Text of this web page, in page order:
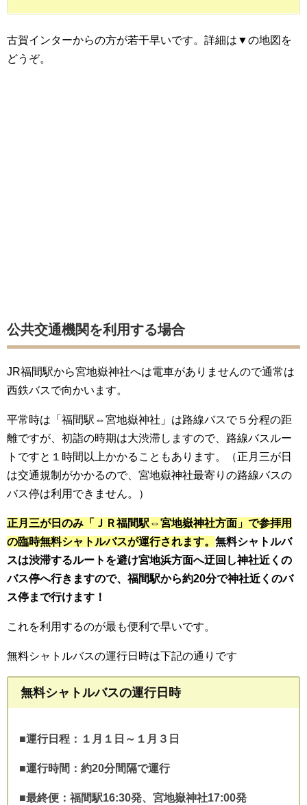
古賀インターからの方が若干早いです。詳細は▼の地図を
どうぞ。
公共交通機関を利用する場合
JR福間駅から宮地嶽神社へは電車がありませんので通常は
西鉄バスで向かいます。
平常時は「福間駅⇔宮地嶽神社」は路線バスで５分程の距
離ですが、初詣の時期は大渋滞しますので、路線バスルー
トですと１時間以上かかることもあります。（正月三が日
は交通規制がかかるので、宮地嶽神社最寄りの路線バスの
バス停は利用できません。）
正月三が日のみ「ＪＲ福間駅⇔宮地嶽神社方面」で参拝用
の臨時無料シャトルバスが運行されます。 無料シャトルバ
スは渋滞するルートを避け宮地浜方面へ迂回し神社近くの
バス停へ行きますので、福間駅から約20分で神社近くのバ
ス停まで行けます！
これを利用するのが最も便利で早いです。
無料シャトルバスの運行日時は下記の通りです
無料シャトルバスの運行日時
■運行日程：１月１日～１月３日
■運行時間：約20分間隔で運行
■最終便：福間駅16:30発、宮地嶽神社17:00発